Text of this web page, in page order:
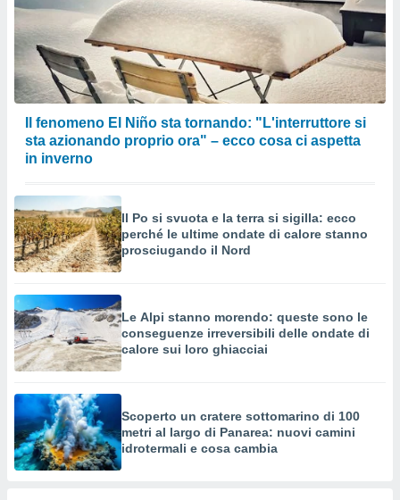
Il fenomeno El Niño sta tornando: "L'interruttore si
sta azionando proprio ora" – ecco cosa ci aspetta
in inverno
Il Po si svuota e la terra si sigilla: ecco
perché le ultime ondate di calore stanno
prosciugando il Nord
Le Alpi stanno morendo: queste sono le
conseguenze irreversibili delle ondate di
calore sui loro ghiacciai
Scoperto un cratere sottomarino di 100
metri al largo di Panarea: nuovi camini
idrotermali e cosa cambia